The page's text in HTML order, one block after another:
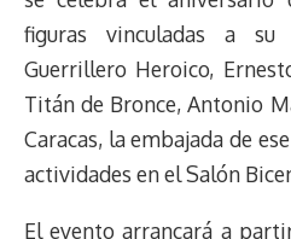
figuras vinculadas a su
Guerrillero Heroico,
Titán de Bronce, Antonio
Caracas, la embajada de
actividades en el Salón
El evento arrancará a